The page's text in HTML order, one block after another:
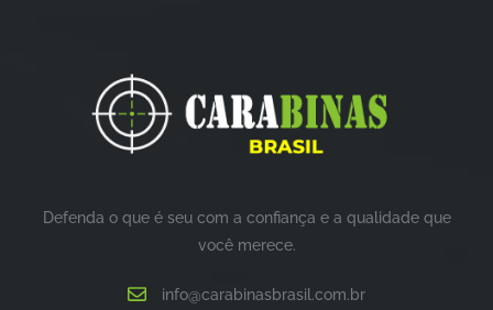
Defenda o que é seu com a confiança e a qualidade que
você merece.
info@carabinasbrasil.com.br